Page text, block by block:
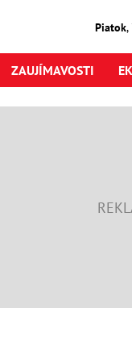
Piatok,
ZAUJÍMAVOSTI